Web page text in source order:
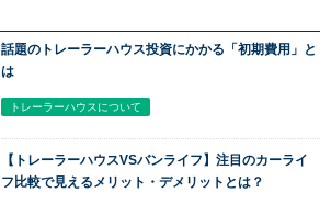
話題のトレーラーハウス投資にかかる「初期費用」と
は
トレーラーハウスについて
【トレーラーハウスVSバンライフ】注目のカーライ
フ比較で見えるメリット・デメリットとは？